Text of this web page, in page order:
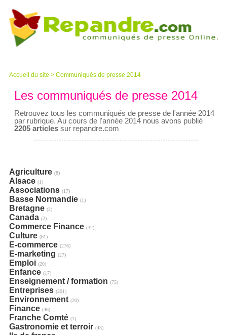
Accueil du site > Communiqués de presse 2014
Les communiqués de presse 2014
Retrouvez tous les communiqués de presse de l'année 2014
par rubrique. Au cours de l'année 2014 nous avons publié
2205 articles sur repandre.com
Agriculture (8)
Alsace (1)
Associations (17)
Basse Normandie (1)
Bretagne (2)
Canada (2)
Commerce Finance (32)
Culture (61)
E-commerce (276)
E-marketing (27)
Emploi (20)
Enfance (17)
Enseignement / formation (75)
Entreprises (201)
Environnement (20)
Finance (46)
Franche Comté (1)
Gastronomie et terroir (43)